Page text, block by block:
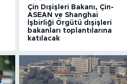
Çin Dışişleri Bakanı, Çin-
ASEAN ve Shanghai
İşbirliği Örgütü dışişleri
bakanları toplantılarına
katılacak